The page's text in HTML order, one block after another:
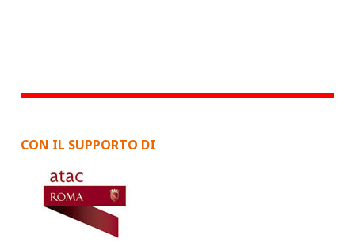
CON IL SUPPORTO DI